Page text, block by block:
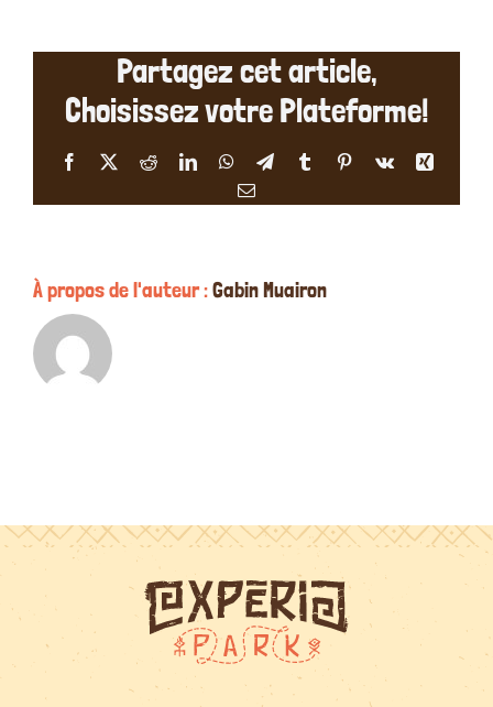
en
raison
de
météo
?
Partagez cet article,
Choisissez votre Plateforme!
Facebook
X RedditLinkedInWhatsApp
TelegramTumblrPinterest
Vk
Xing
Email
À propos de l'auteur :Gabin Muairon